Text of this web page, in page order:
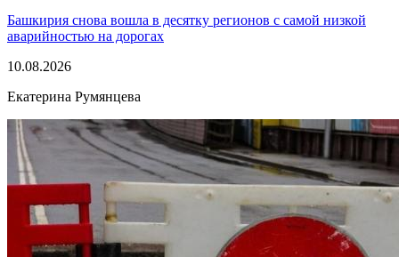
Башкирия снова вошла в десятку регионов с самой низкой
аварийностью на дорогах
10.08.2026
Екатерина Румянцева